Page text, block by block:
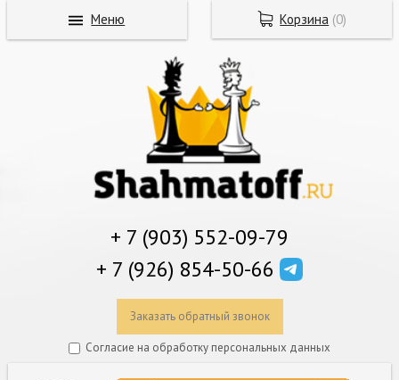
+ 7 (903) 552-09-79
+ 7 (926) 854-50-66
Заказать обратный звонок
Согласие на обработку персональных данных
Корзина (0)
Меню